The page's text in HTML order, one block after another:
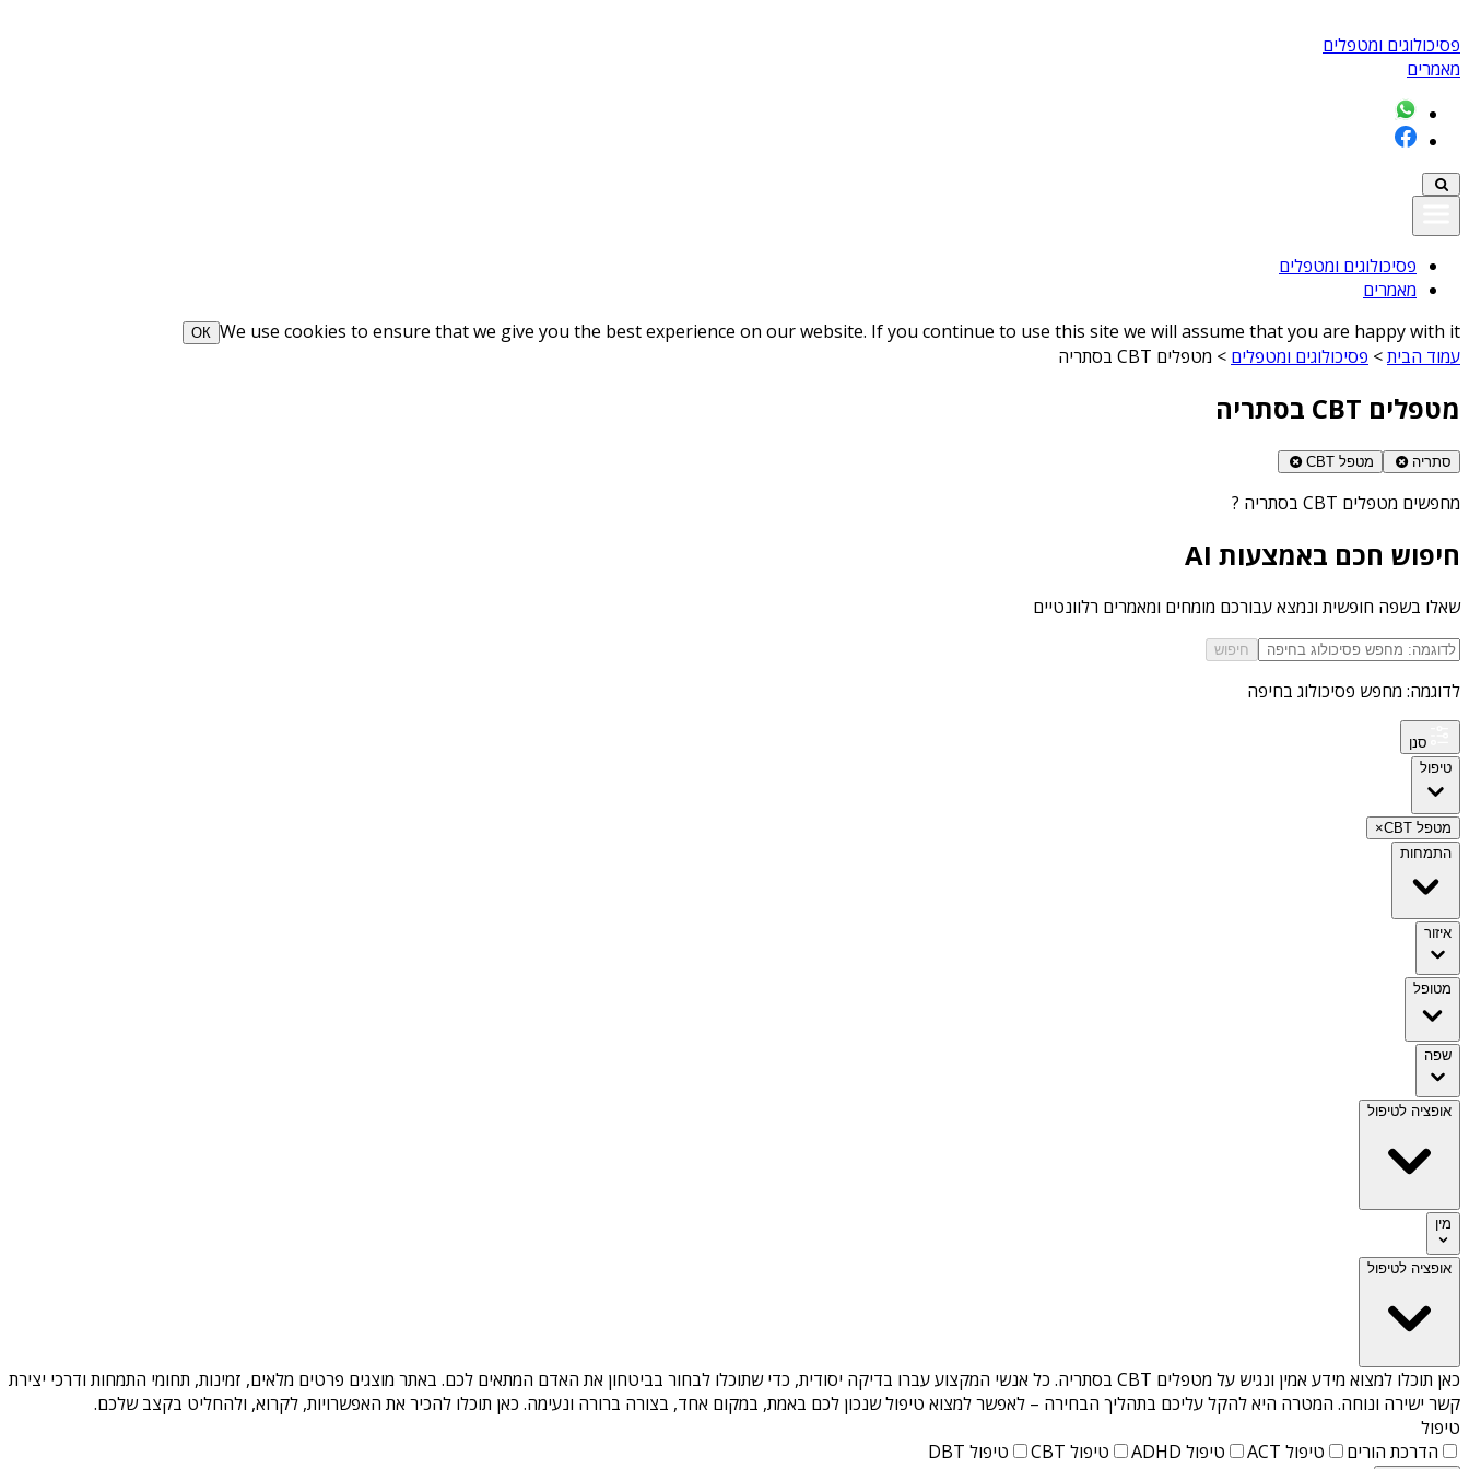
פסיכולוגים ומטפלים
מאמרים
פסיכולוגים ומטפלים
מאמרים
We use cookies to ensure that we give you the best experience on our website. If you continue to use this site we will assume that you are happy with it
ОК
עמוד הבית> פסיכולוגים ומטפלים > מטפלים CBT בסתריה
מטפלים CBT בסתריה
סתריה מטפל CBT
מחפשים מטפלים CBT בסתריה ?
חיפוש חכם באמצעות AI
שאלו בשפה חופשית ונמצא עבורכם מומחים ומאמרים רלוונטיים
חיפוש
לדוגמה: מחפש פסיכולוג בחיפה
סנן
טיפול
מטפל CBT
×
התמחות
איזור
מטופל
שפה
אופציה לטיפול
מין
אופציה לטיפול
כאן תוכלו למצוא מידע אמין ונגיש על מטפלים CBT בסתריה
. כל אנשי המקצוע עברו בדיקה יסודית, כדי שתוכלו לבחור בביטחון את האדם המתאים לכם. באתר מוצגים פרטים מלאים, זמינות, תחומי התמחות ודרכי יצירת
קשר ישירה ונוחה. המטרה היא להקל עליכם בתהליך הבחירה – לאפשר למצוא טיפול שנכון לכם באמת, במקום אחד, בצורה ברורה ונעימה. כאן תוכלו להכיר את האפשרויות, לקרוא, ולהחליט בקצב שלכם.
טיפול
הדרכת הורים
טיפול ACT טיפול ADHD טיפול CBT טיפול DBT